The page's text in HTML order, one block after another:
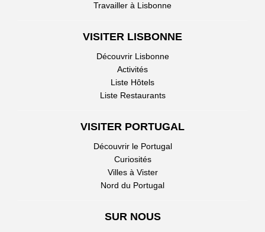
Travailler à Lisbonne
VISITER LISBONNE
Découvrir Lisbonne
Activités
Liste Hôtels
Liste Restaurants
VISITER PORTUGAL
Découvrir le Portugal
Curiosités
Villes à Vister
Nord du Portugal
SUR NOUS